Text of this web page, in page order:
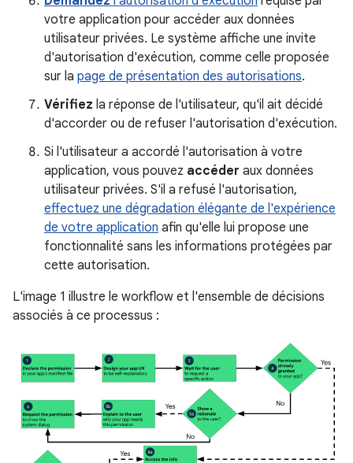
votre application pour accéder aux données
utilisateur privées. Le système affiche une invite
d'autorisation d'exécution, comme celle proposée
sur la page de présentation des autorisations.
Vérifiez la réponse de l'utilisateur, qu'il ait décidé
d'accorder ou de refuser l'autorisation d'exécution.
Si l'utilisateur a accordé l'autorisation à votre
application, vous pouvez accéder aux données
utilisateur privées. S'il a refusé l'autorisation,
effectuez une dégradation élégante de l'expérience
de votre application afin qu'elle lui propose une
fonctionnalité sans les informations protégées par
cette autorisation.
L'image 1 illustre le workflow et l'ensemble de décisions
associés à ce processus :